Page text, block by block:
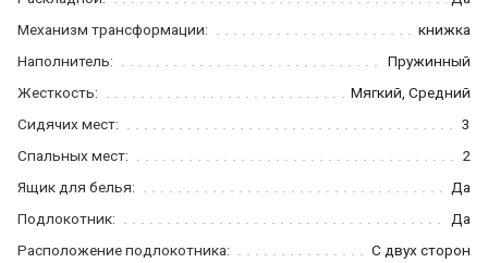
Механизм трансформации:
книжка
Наполнитель:
Пружинный
Жесткость:
Мягкий, Средний
Сидячих мест:
3
Спальных мест:
2
Ящик для белья:
Да
Подлокотник:
Да
Расположение подлокотника:
С двух сторон